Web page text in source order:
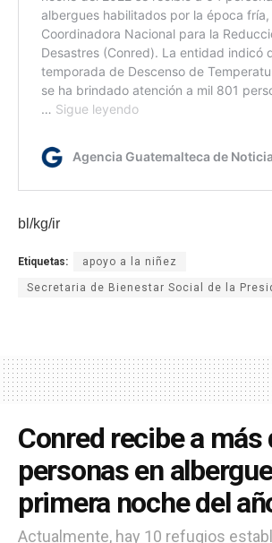
bl/kg/ir
Etiquetas: apoyo a la niñez
Secretaria de Bienestar Social de la
Conred recibe a más
personas en
primera noche del
Actualmente, hay 10 refugios